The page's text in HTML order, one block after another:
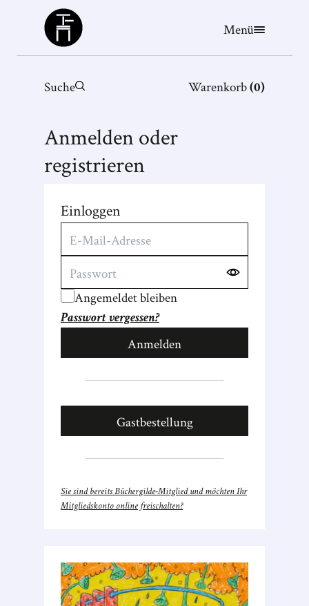
Büchergilde
Menü
Suche Warenkorb(0)
Anmelden oder
registrieren
Einloggen
Angemeldet bleiben
Passwort vergessen?
Gastbestellung
Sie sind bereits Büchergilde-Mitglied und möchten Ihr
Mitgliedskonto online freischalten?